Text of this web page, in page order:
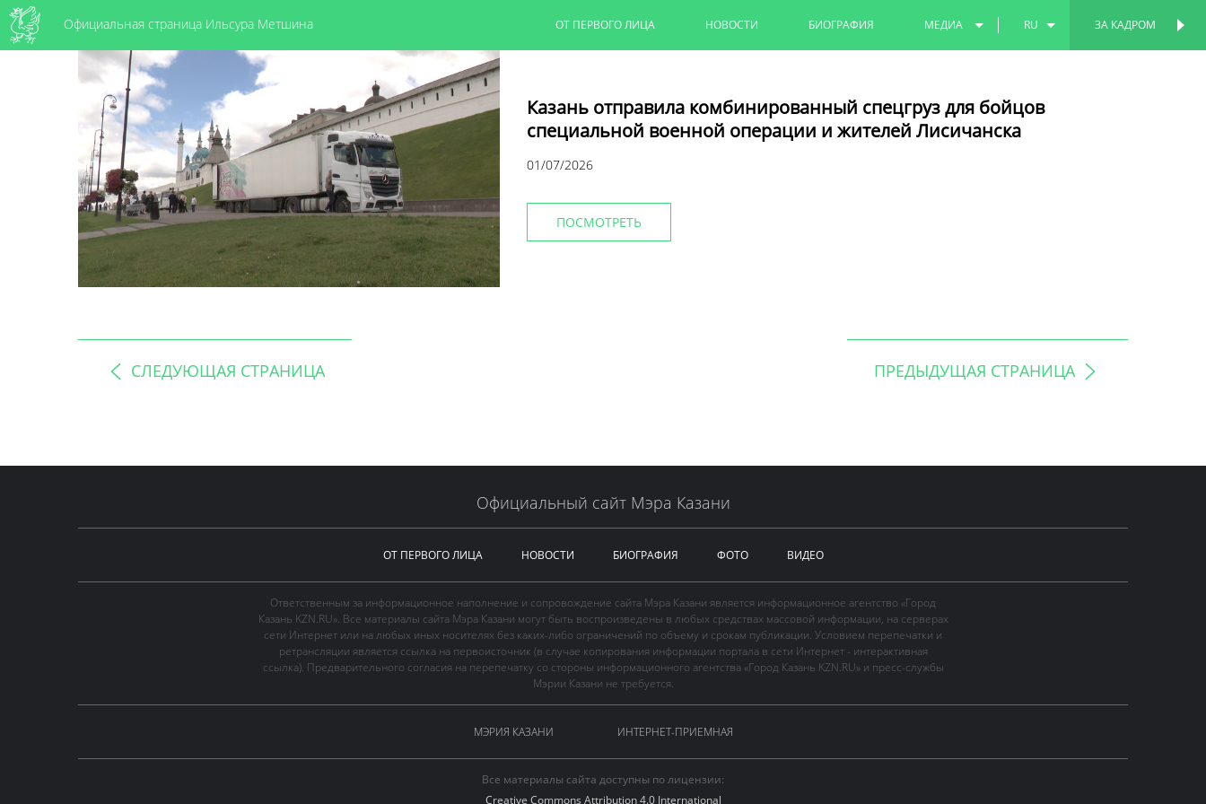
Официальная страница Ильсура Метшина ЗА КАДРОМ
ОТ ПЕРВОГО ЛИЦА НОВОСТИ БИОГРАФИЯ МЕДИА
ВИДЕО
RU
Казань отправила комбинированный спецгруз для бойцов
специальной военной операции и жителей Лисичанска
01/07/2026
ПОСМОТРЕТЬ
СЛЕДУЮЩАЯ СТРАНИЦА ПРЕДЫДУЩАЯ СТРАНИЦА
Официальный сайт Мэра Казани
ОТ ПЕРВОГО ЛИЦА НОВОСТИ БИОГРАФИЯ ФОТО ВИДЕО
Ответственным за информационное наполнение и сопровождение сайта Мэра Казани является информационное агентство «Город
Казань KZN.RU». Все материалы сайта Мэра Казани могут быть воспроизведены в любых средствах массовой информации, на серверах
сети Интернет или на любых иных носителях без каких-либо ограничений по объему и срокам публикации. Условием перепечатки и
ретрансляции является ссылка на первоисточник (в случае копирования информации портала в сети Интернет - интерактивная
ссылка). Предварительного согласия на перепечатку со стороны информационного агентства «Город Казань KZN.RU» и пресс-службы
Мэрии Казани не требуется.
МЭРИЯ КАЗАНИ ИНТЕРНЕТ-ПРИЕМНАЯ
Все материалы сайта доступны по лицензии:
Creative Commons Attribution 4.0 International